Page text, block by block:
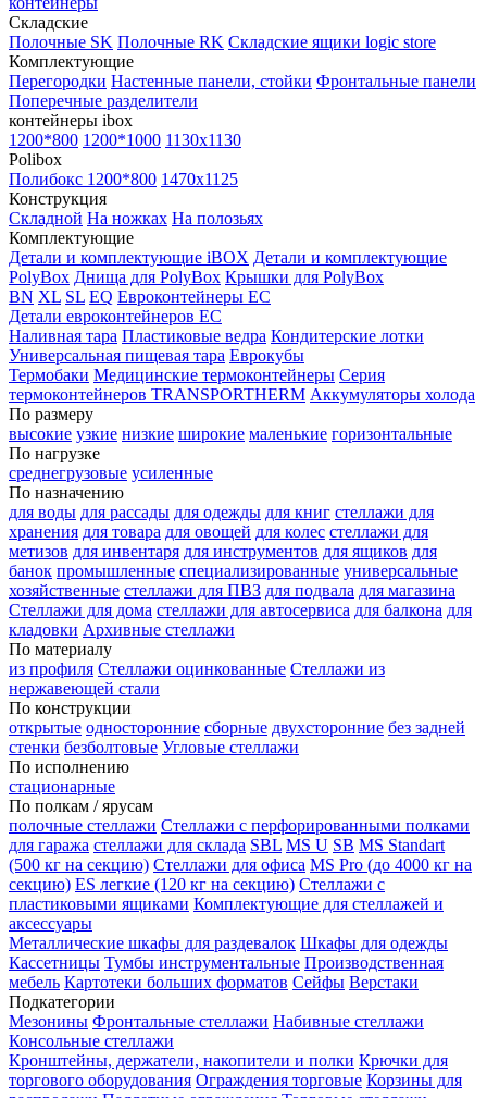
Складские
Полочные SK Полочные RK Складские ящики logic store
Комплектующие
Перегородки Настенные панели, стойки Фронтальные панели
Поперечные разделители
контейнеры ibox
1200*800 1200*1000 1130x1130
Polibox
Полибокс 1200*800 1470х1125
Конструкция
Складной На ножках На полозьях
Комплектующие
Детали и комплектующие iBOX Детали и комплектующие
PolyBox Днища для PolyBox Крышки для PolyBox
BN XL SL EQ Евроконтейнеры EC
Детали евроконтейнеров EC
Наливная тара Пластиковые ведра Кондитерские лотки
Универсальная пищевая тара Еврокубы
Термобаки Медицинские термоконтейнеры Серия
термоконтейнеров TRANSPORTHERM Аккумуляторы холода
По размеру
высокие узкие низкие широкие маленькие горизонтальные
По нагрузке
среднегрузовые усиленные
По назначению
для воды для рассады для одежды для книг стеллажи для
хранения для товара для овощей для колес стеллажи для
метизов для инвентаря для инструментов для ящиков для
банок промышленные специализированные универсальные
хозяйственные стеллажи для ПВЗ для подвала для магазина
Стеллажи для дома стеллажи для автосервиса для балкона для
кладовки Архивные стеллажи
По материалу
из профиля Стеллажи оцинкованные Стеллажи из
нержавеющей стали
По конструкции
открытые односторонние сборные двухсторонние без задней
стенки безболтовые Угловые стеллажи
По исполнению
стационарные
По полкам / ярусам
полочные стеллажи Стеллажи с перфорированными полками
для гаража стеллажи для склада SBL MS U SB MS Standart
(500 кг на секцию) Стеллажи для офиса MS Pro (до 4000 кг на
секцию) ES легкие (120 кг на секцию) Стеллажи с
пластиковыми ящиками Комплектующие для стеллажей и
аксессуары
Металлические шкафы для раздевалок Шкафы для одежды
Кассетницы Тумбы инструментальные Производственная
мебель Картотеки больших форматов Сейфы Верстаки
Подкатегории
Мезонины Фронтальные стеллажи Набивные стеллажи
Консольные стеллажи
Кронштейны, держатели, накопители и полки Крючки для
торгового оборудования Ограждения торговые Корзины для